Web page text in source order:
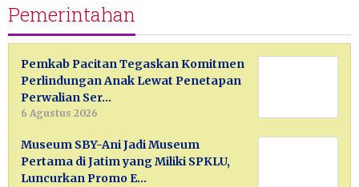
Pemerintahan
Pemkab Pacitan Tegaskan Komitmen
Perlindungan Anak Lewat Penetapan
Perwalian Ser…
6 Agustus 2026
Museum SBY-Ani Jadi Museum
Pertama di Jatim yang Miliki SPKLU,
Luncurkan Promo E…